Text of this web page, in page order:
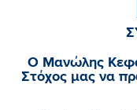
O Μανώλης
Στόχος μας να